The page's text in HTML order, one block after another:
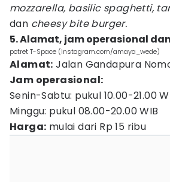
mozzarella, basilic spaghetti,
dan cheesy bite burger.
5. Alamat, jam operasional
potret T-Space (instagram.com/amaya_wede)
Alamat: Jalan Gandapura
Jam operasional:
Senin-Sabtu: pukul 10.00-21.00
Minggu: pukul 08.00-20.00 WIB
Harga: mulai dari Rp 15 ribu